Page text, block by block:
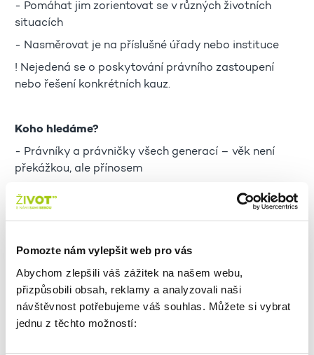
Pomozte nám vylepšit web pro vás
Abychom zlepšili váš zážitek na našem webu,
přizpůsobili obsah, reklamy a analyzovali naši
návštěvnost potřebujeme váš souhlas. Můžete si vybrat
jednu z těchto možností:
- Pomáhat jim zorientovat se v různých životních
situacích
- Nasměrovat je na příslušné úřady nebo instituce
! Nejedená se o poskytování právního zastoupení
nebo řešení konkrétních kauz.
Koho hledáme?
- Právníky a právničky všech generací – věk není
překážkou, ale přínosem
- Studentky a studenty vyšších ročníků práv
druhým
Co nabízíme?
- Smysluplnou dobrovolnickou činnost